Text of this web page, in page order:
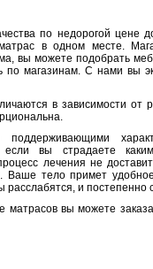
по недорогой цене
в одном месте.
вы можете подобрать
по магазинам. С нами вы
в зависимости от
если вы страдаете
лечения не
Ваше тело примет
и постепенно
матрасов вы можете